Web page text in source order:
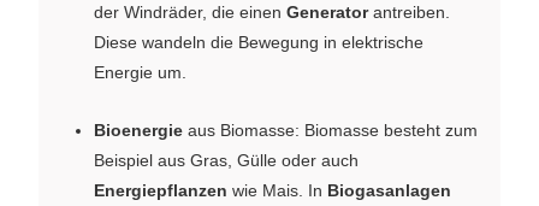
der Windräder, die einen Generatorantreiben.
Diese wandeln die Bewegung in elektrische
Energie um.
Bioenergie aus Biomasse: Biomasse besteht zum
Beispiel aus Gras, Gülle oder auch
Energiepflanzen wie Mais. In Biogasanlagen